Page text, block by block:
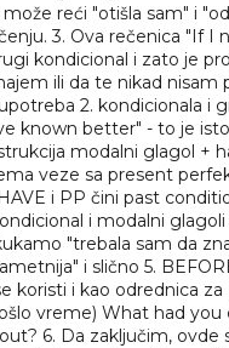
može reći "otišla sam" i
3. Ova rečenica "If I
kondicional i zato je
ili da te nikad nisam
2. kondicionala i
known better" - to je
modalni glagol +
veze sa present
i PP čini past
i modalni
"trebala sam da
i slično 5.
koristi i kao odrednica
vreme) What had you
6. Da zaključim, ovde